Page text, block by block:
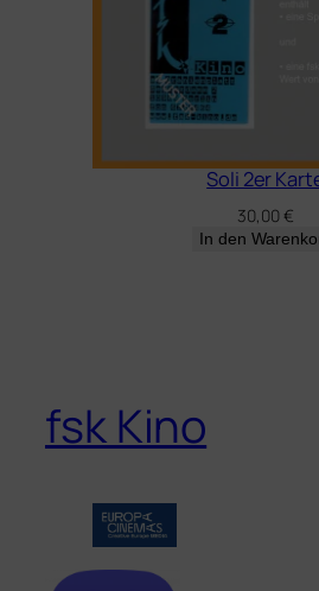
Soli 2er
30,00 €
In den
fsk Kino